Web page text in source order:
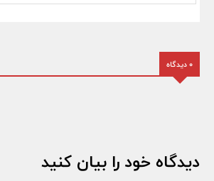
0 دیدگاه
دیدگاه خود را بیان کنید